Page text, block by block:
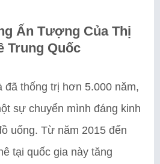
Ấn Tượng Của Thị
Trung Quốc
đã thống trị hơn 5.000 năm,
sự chuyển mình đáng kinh
uống. Từ năm 2015 đến
tại quốc gia này tăng